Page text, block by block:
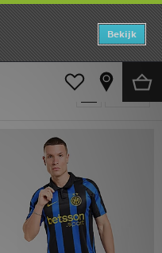
Bekijk